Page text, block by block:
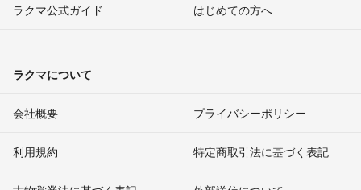
ラクマ公式ガイド はじめての方へ
ラクマについて
会社概要 プライバシーポリシー
利用規約 特定商取引法に基づく表記